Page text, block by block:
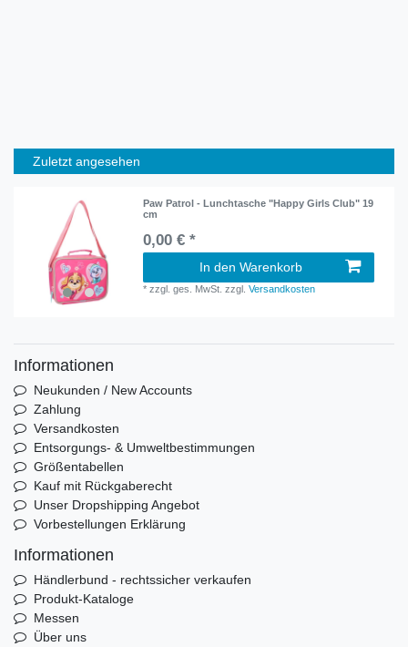
Zuletzt angesehen
Paw Patrol - Lunchtasche "Happy Girls Club" 19
cm
0,00 € *
In den Warenkorb
*zzgl. ges. MwSt. zzgl.Versandkosten
Informationen
Neukunden / New Accounts
Zahlung
Versandkosten
Entsorgungs- & Umweltbestimmungen
Größentabellen
Kauf mit Rückgaberecht
Unser Dropshipping Angebot
Vorbestellungen Erklärung
Informationen
Händlerbund - rechtssicher verkaufen
Produkt-Kataloge
Messen
Über uns